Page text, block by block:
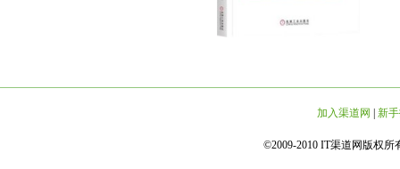
加入渠道网 新
©2009-2010 IT渠道网版权所